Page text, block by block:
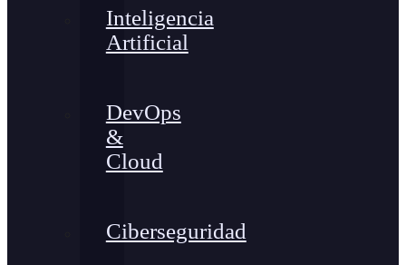
Inteligencia
Artificial
DevOps
&
Cloud
Ciberseguridad